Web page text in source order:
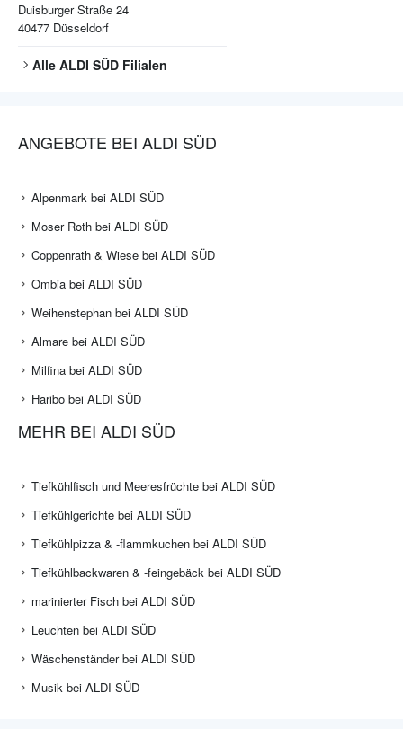
Duisburger Straße 24
40477 Düsseldorf
Alle ALDI SÜD Filialen
ANGEBOTE BEI ALDI SÜD
Alpenmark bei ALDI SÜD
Moser Roth bei ALDI SÜD
Coppenrath & Wiese bei ALDI SÜD
Ombia bei ALDI SÜD
Weihenstephan bei ALDI SÜD
Almare bei ALDI SÜD
Milfina bei ALDI SÜD
Haribo bei ALDI SÜD
MEHR BEI ALDI SÜD
Tiefkühlfisch und Meeresfrüchte bei ALDI SÜD
Tiefkühlgerichte bei ALDI SÜD
Tiefkühlpizza & -flammkuchen bei ALDI SÜD
Tiefkühlbackwaren & -feingebäck bei ALDI SÜD
marinierter Fisch bei ALDI SÜD
Leuchten bei ALDI SÜD
Wäschenständer bei ALDI SÜD
Musik bei ALDI SÜD